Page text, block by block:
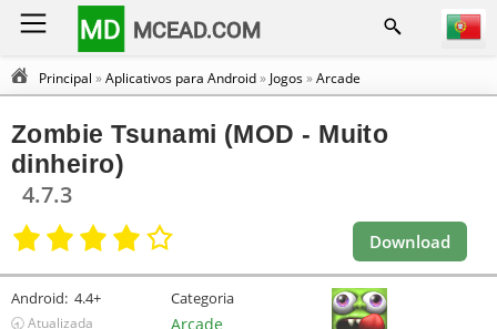
MD MCEAD.COM
Principal »Aplicativos para Android» Jogos»Arcade
Zombie Tsunami (MOD - Muito
dinheiro)
4.7.3
Download
Android: 4.4+
🕣 Atualizada
Categoria
Arcade